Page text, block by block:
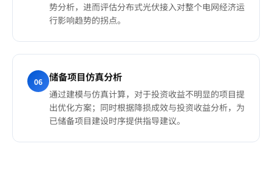
势分析，进而评估分布式光伏接入对整个电网经济运
行影响趋势的拐点。
06 储备项目仿真分析
通过建模与仿真计算，对于投资收益不明显的项目提
出优化方案；同时根据降损成效与投资收益分析，为
已储备项目建设时序提供指导建议。